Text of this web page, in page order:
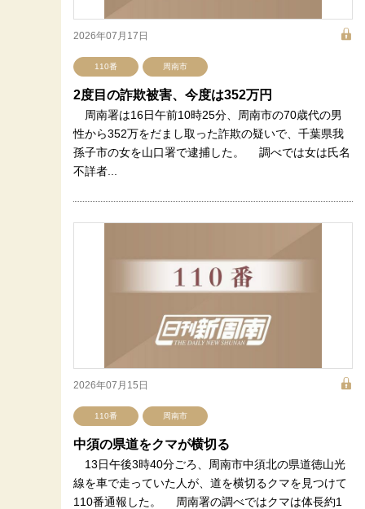
2026年07月17日
110番 周南市
2度目の詐欺被害、今度は352万円
周南署は16日午前10時25分、周南市の70歳代の男
性から352万をだまし取った詐欺の疑いで、千葉県我
孫子市の女を山口署で逮捕した。 調べでは女は氏名
不詳者...
2026年07月15日
110番 周南市
中須の県道をクマが横切る
13日午後3時40分ごろ、周南市中須北の県道徳山光
線を車で走っていた人が、道を横切るクマを見つけて
110番通報した。 周南署の調べではクマは体長約1